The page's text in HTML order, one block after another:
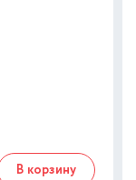
В корзину